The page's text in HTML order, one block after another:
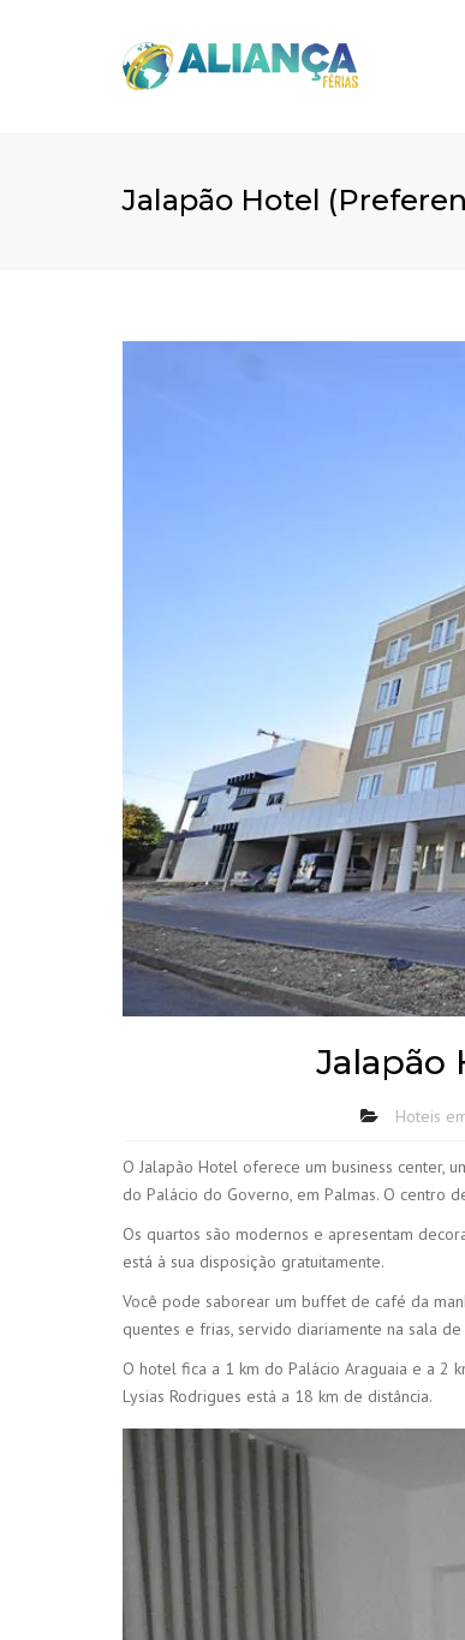
Jalapão Hotel
Jalapão
Hoteis
O Jalapão Hotel oferece um business center,
do Palácio do Governo, em Palmas. O centro
Os quartos são modernos e apresentam
está à sua disposição gratuitamente.
Você pode saborear um buffet de café da
quentes e frias, servido diariamente na sala
O hotel fica a 1 km do Palácio Araguaia e a 2
Lysias Rodrigues está a 18 km de distância.